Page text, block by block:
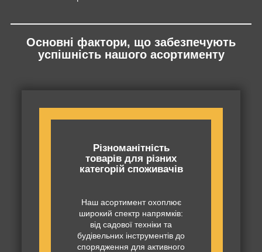
Основні фактори, що забезпечують
успішність нашого асортименту
Різноманітність
товарів для різних
категорій споживачів
Наш асортимент охоплює
широкий спектр напрямків:
від садової техніки та
будівельних інструментів до
спорядження для активного